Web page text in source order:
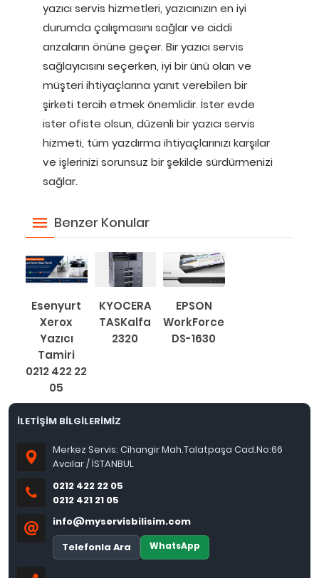
yazıcı servis hizmetleri, yazıcınızın en iyi
durumda çalışmasını sağlar ve ciddi
arızaların önüne geçer. Bir yazıcı servis
sağlayıcısını seçerken, iyi bir ünü olan ve
müşteri ihtiyaçlarına yanıt verebilen bir
şirketi tercih etmek önemlidir. İster evde
ister ofiste olsun, düzenli bir yazıcı servis
hizmeti, tüm yazdırma ihtiyaçlarınızı karşılar
ve işlerinizi sorunsuz bir şekilde sürdürmenizi
sağlar.
Benzer Konular
Esenyurt
Xerox
Yazıcı
Tamiri
0212 422 22
05
KYOCERA
TASKalfa
2320
EPSON
WorkForce
DS-1630
İLETİŞİM BİLGİLERİMİZ
Merkez Servis: Cihangir Mah.Talatpaşa Cad.No:66
Avcılar / İSTANBUL
0212 422 22 05
0212 421 21 05
info@myservisbilisim.com
Telefonla Ara
WhatsApp